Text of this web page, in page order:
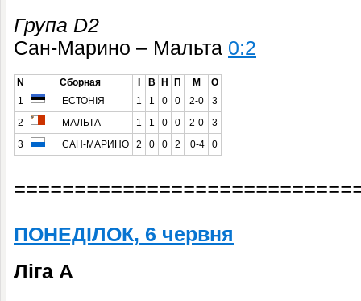
Група D2
Сан-Марино – Мальта 0:2
N Сборная В Н П М
О
1
ЕСТОНІЯ 1 1 0 0 2-0
3
2
МАЛЬТА 1 1 0 0 2-0
3
3
САН-МАРИНО 2 0 0 2 0-4 0
ПОНЕДІЛОК, 6 червня
Ліга A